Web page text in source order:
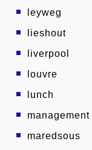
leyweg
lieshout
liverpool
louvre
lunch
management
maredsous